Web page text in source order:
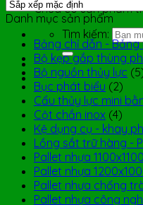
Chưa có sản phẩm
Tìm kiếm:
Danh mục sản phẩm
Bảng chỉ dẫn - Bảng
Bộ kẹp gắp thùng
Bộ nguồn thủy lực
Bục phát biểu (2)
Cẩu thủy lực mini
Cột chắn inox (4)
Kệ dụng cụ - khay
Lồng sắt trữ hàng -
Pallet nhựa
Pallet nhựa
Pallet nhựa chống
Pallet nhựa công